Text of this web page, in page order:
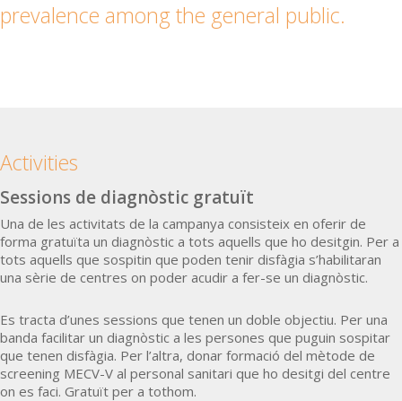
prevalence among the general public.
Activities
Sessions de diagnòstic gratuït
Una de les activitats de la campanya consisteix en oferir de
forma gratuïta un diagnòstic a tots aquells que ho desitgin. Per a
tots aquells que sospitin que poden tenir disfàgia s’habilitaran
una sèrie de centres on poder acudir a fer-se un diagnòstic.
Es tracta d’unes sessions que tenen un doble objectiu. Per una
banda facilitar un diagnòstic a les persones que puguin sospitar
que tenen disfàgia. Per l’altra, donar formació del mètode de
screening MECV-V al personal sanitari que ho desitgi del centre
on es faci. Gratuït per a tothom.